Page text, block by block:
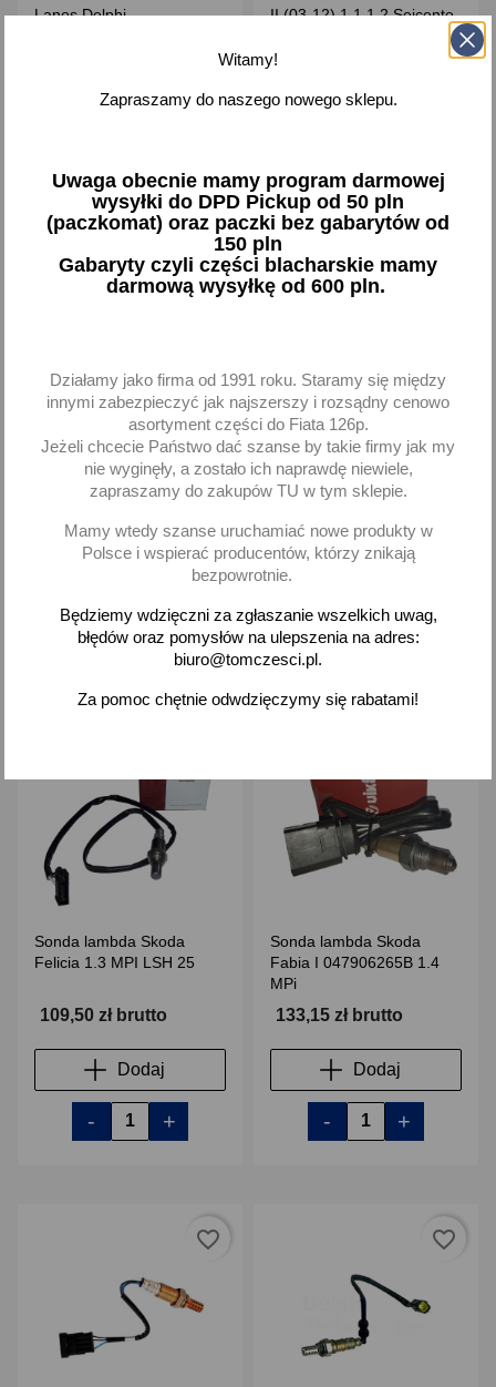
Lanos Delphi
- +
II (03-12) 1.1 1.2 Seicento
173,96 zł brutto
- +
Sonda lambda Skoda
189,60 zł brutto
favorite_border
Sonda lambda Skoda
85,67 zł brutto
Sonda lambda Skoda
Felicia 1.3 MPI LSH 25
109,50 zł brutto
Dodaj
- +
Sonda lambda Skoda
Fabia I 047906265B 1.4
MPi
133,15 zł brutto
Dodaj
- +
favorite_border favorite_border
Witamy!
Zapraszamy do naszego nowego sklepu.
Uwaga obecnie mamy program darmowej
wysyłki do DPD Pickup od 50 pln
(paczkomat) oraz paczki bez gabarytów od
150 pln
Gabaryty czyli części blacharskie mamy
darmową wysyłkę od 600 pln.
Działamy jako firma od 1991 roku. Staramy się między
innymi zabezpieczyć jak najszerszy i rozsądny cenowo
asortyment części do Fiata 126p.
Jeżeli chcecie Państwo dać szanse by takie firmy jak my
nie wyginęły, a zostało ich naprawdę niewiele,
zapraszamy do zakupów TU w tym sklepie.
Mamy wtedy szanse uruchamiać nowe produkty w
Polsce i wspierać producentów, którzy znikają
bezpowrotnie.
Będziemy wdzięczni za zgłaszanie wszelkich uwag,
błędów oraz pomysłów na ulepszenia na adres:
biuro@tomczesci.pl.
Za pomoc chętnie odwdzięczymy się rabatami!